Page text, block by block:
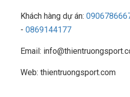
Khách hàng dự án:
- 0869144177
Email:
Web: thientruongsport.com